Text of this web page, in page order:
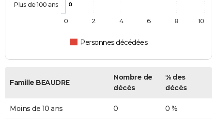
0
Personnes décédées
Plus de 100 ans
0 2 4 6 8 10
Famille BEAUDRE
Nombre de
décès
% des
décès
Moins de 10 ans 0 0 %